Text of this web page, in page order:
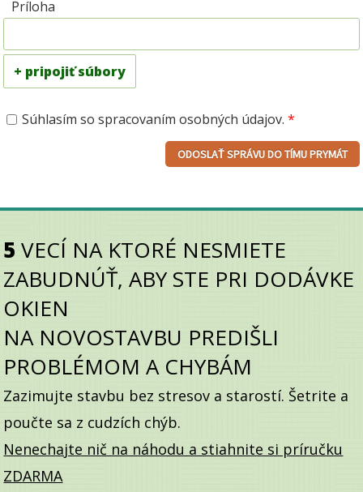
Príloha
+ pripojiť súbory
Súhlasím so spracovaním osobných údajov.*
5 VECÍ NA KTORÉ NESMIETE
ZABUDNÚŤ, ABY STE PRI DODÁVKE
OKIEN
NA NOVOSTAVBU PREDIŠLI
PROBLÉMOM A CHYBÁM
Zazimujte stavbu bez stresov a starostí. Šetrite a
poučte sa z cudzích chýb.
Nenechajte nič na náhodu a stiahnite si príručku
ZDARMA